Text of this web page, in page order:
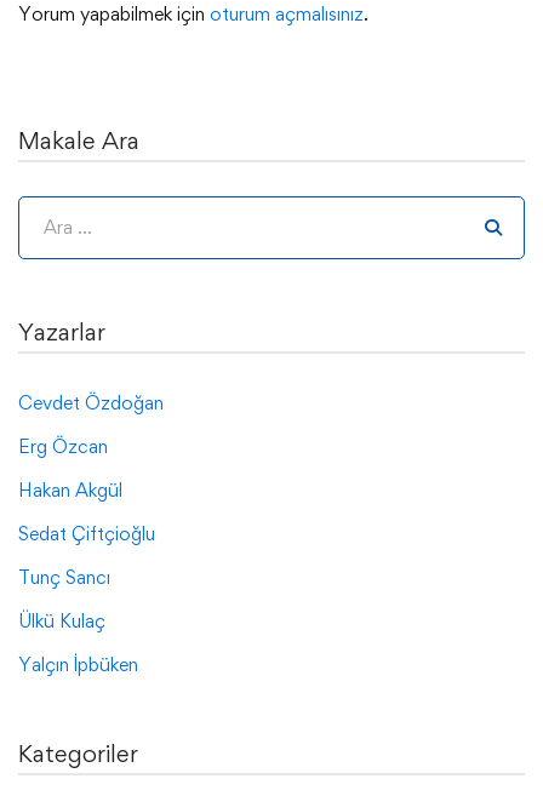
Yorum yapabilmek için oturum açmalısınız.
Makale Ara
Yazarlar
Cevdet Özdoğan
Erg Özcan
Hakan Akgül
Sedat Çiftçioğlu
Tunç Sancı
Ülkü Kulaç
Yalçın İpbüken
Kategoriler